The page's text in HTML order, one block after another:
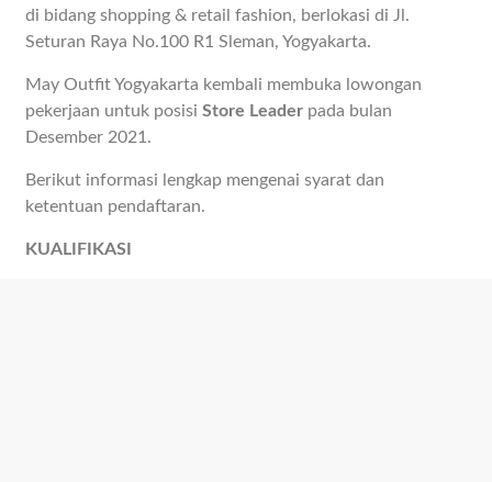
di bidang shopping & retail fashion, berlokasi di Jl.
Seturan Raya No.100 R1 Sleman, Yogyakarta.
May Outfit Yogyakarta kembali membuka lowongan
pekerjaan untuk posisiStore Leader pada bulan
Desember 2021.
Berikut informasi lengkap mengenai syarat dan
ketentuan pendaftaran.
KUALIFIKASI